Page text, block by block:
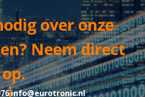
over onze
Neem direct
info@eurotronic.nl